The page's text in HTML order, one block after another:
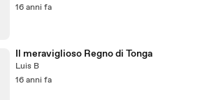
16 anni fa
Il meraviglioso Regno di Tonga
Luis B
16 anni fa